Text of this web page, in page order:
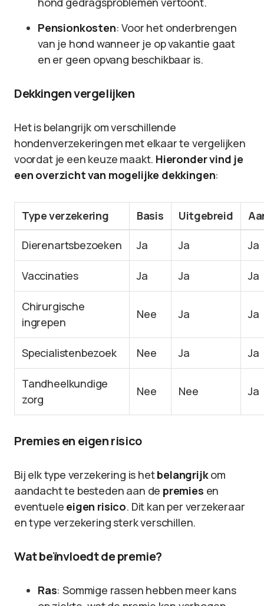
Pensionkosten: Voor het onderbrengen
van je hond wanneer je op vakantie gaat
en er geen opvang beschikbaar is.
Dekkingen vergelijken
Het is belangrijk om verschillende
hondenverzekeringen met elkaar te vergelijken
voordat je een keuze maakt. Hieronder vind je
een overzicht van mogelijke dekkingen:
Type verzekering Basis Uitgebreid
Dierenartsbezoeken Ja Ja Ja
Vaccinaties Ja Ja Ja
Chirurgische
ingrepen
Nee Ja Ja
Specialistenbezoek Nee Ja Ja
Tandheelkundige
zorg
Nee Nee Ja
Premies en eigen risico
Bij elk type verzekering is hetbelangrijkom
aandacht te besteden aan de premies en
eventuele eigen risico. Dit kan per verzekeraar
en type verzekering sterk verschillen.
Wat beïnvloedt de premie?
Ras: Sommige rassen hebben meer kans